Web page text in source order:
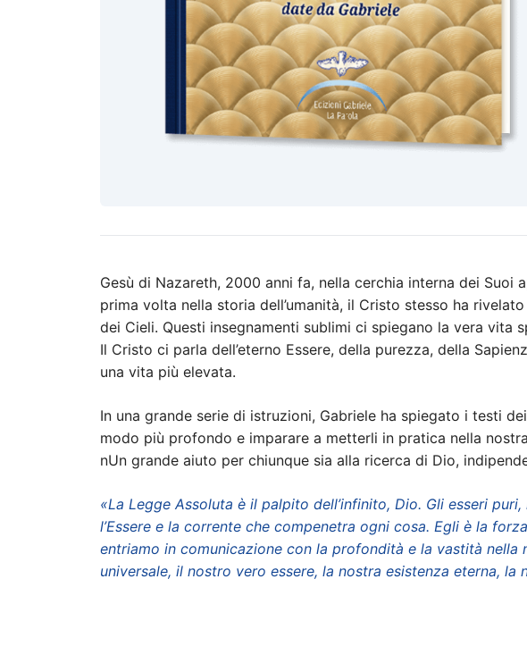
Gesù di Nazareth, 2000 anni fa, nella cerchia interna dei
prima volta nella storia dell’umanità, il Cristo stesso ha
dei Cieli. Questi insegnamenti sublimi ci spiegano la vera vita
Il Cristo ci parla dell’eterno Essere, della purezza, della
una vita più elevata.
In una grande serie di istruzioni, Gabriele ha spiegato i testi
modo più profondo e imparare a metterli in pratica nella
nUn grande aiuto per chiunque sia alla ricerca di Dio,
«La Legge Assoluta è il palpito dell’infinito, Dio. Gli esseri
l’Essere e la corrente che compenetra ogni cosa. Egli è la
entriamo in comunicazione con la profondità e la vastità
universale, il nostro vero essere, la nostra esistenza eterna, la